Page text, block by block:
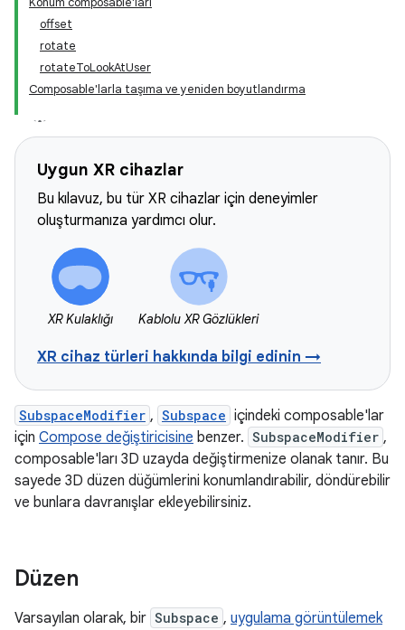
offset
rotate
rotateToLookAtUser
Composable'larla taşıma ve yeniden boyutlandırma
Uygun XR cihazlar
Bu kılavuz, bu tür XR cihazlar için deneyimler
oluşturmanıza yardımcı olur.
XR Kulaklığı Kablolu XR Gözlükleri
XR cihaz türleri hakkında bilgi edinin →
SubspaceModifier , Subspace içindeki composable'lar
için Compose değiştiricisine benzer. SubspaceModifier ,
composable'ları 3D uzayda değiştirmenize olanak tanır. Bu
sayede 3D düzen düğümlerini konumlandırabilir, döndürebilir
ve bunlara davranışlar ekleyebilirsiniz.
Düzen
Varsayılan olarak, bir Subspace , uygulama görüntülemek